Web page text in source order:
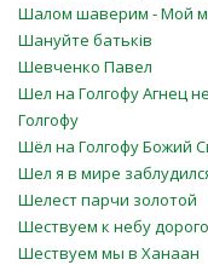
Шалом шаверим - Мой
Шануйте батьків
Шевченко Павел
Шел на Голгофу Агнец
Голгофу
Шёл на Голгофу Божий
Шел я в мире
Шелест парчи золотой
Шествуем к небу
Шествуем мы в Ханаан